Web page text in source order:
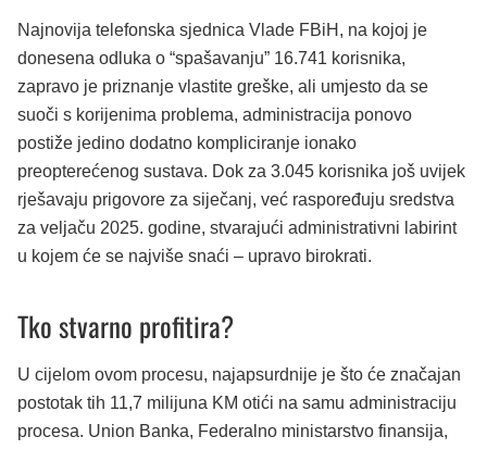
Najnovija telefonska sjednica Vlade FBiH, na kojoj je
donesena odluka o “spašavanju” 16.741 korisnika,
zapravo je priznanje vlastite greške, ali umjesto da se
suoči s korijenima problema, administracija ponovo
postiže jedino dodatno kompliciranje ionako
preopterećenog sustava. Dok za 3.045 korisnika još uvijek
rješavaju prigovore za siječanj, već raspoređuju sredstva
za veljaču 2025. godine, stvarajući administrativni labirint
u kojem će se najviše snaći – upravo birokrati.
Tko stvarno profitira?
U cijelom ovom procesu, najapsurdnije je što će značajan
postotak tih 11,7 milijuna KM otići na samu administraciju
procesa. Union Banka, Federalno ministarstvo finansija,